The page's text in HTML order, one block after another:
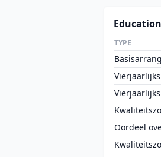
TYPE
Oordeel